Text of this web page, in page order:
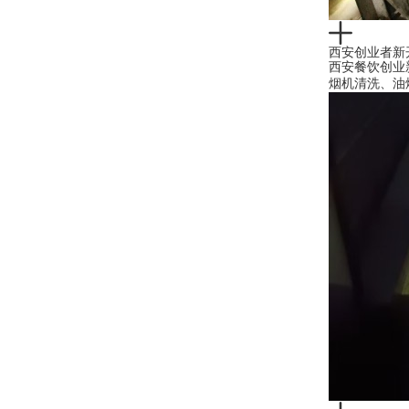
西安创业者
西安餐饮创
烟机清洗、